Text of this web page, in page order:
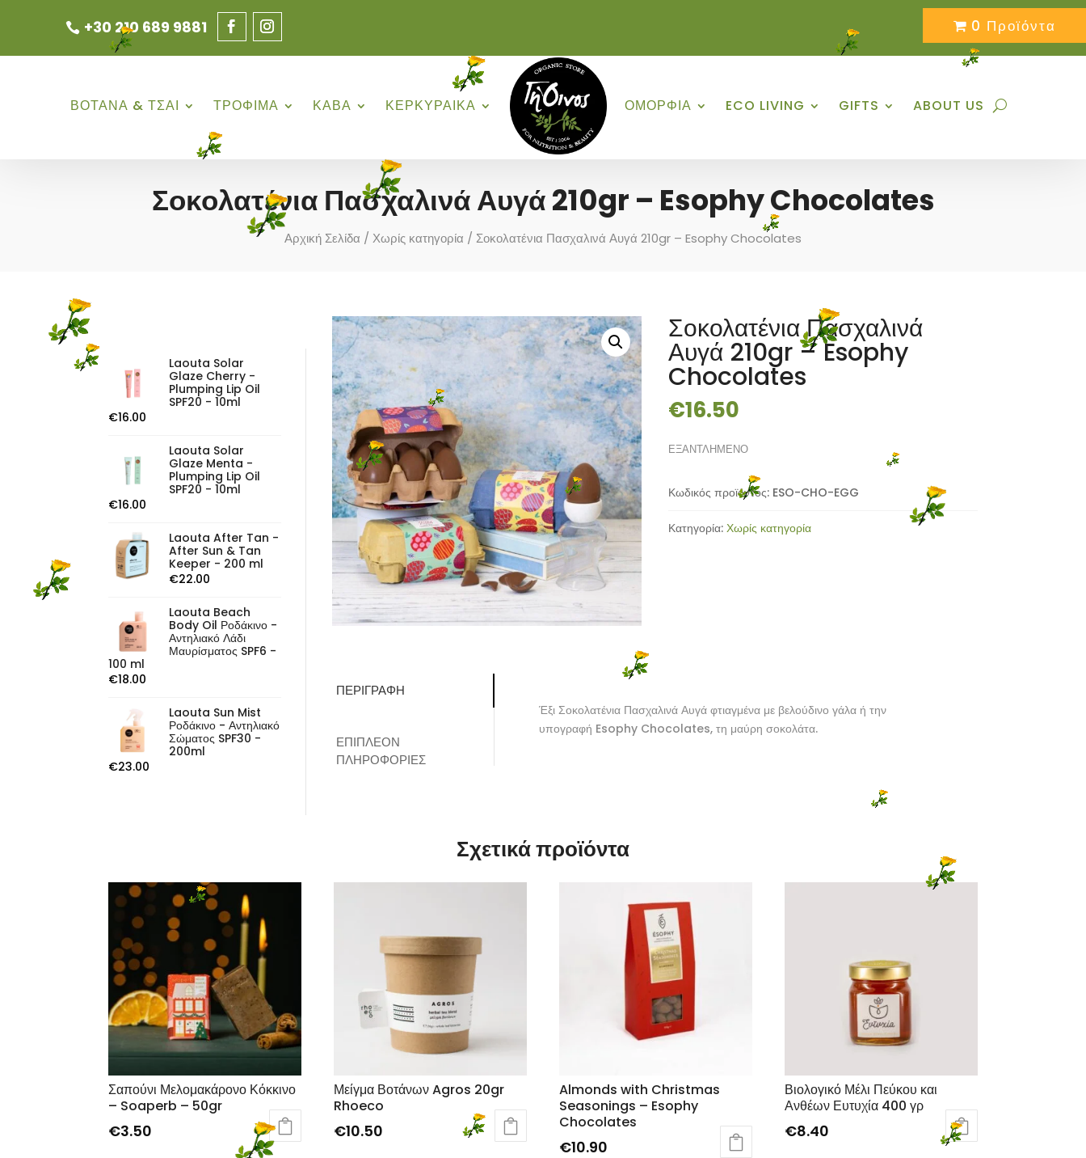
+30 210 689 9881 0 Προϊόντα
ΒΟΤΑΝΑ & ΤΣΑΙ ΤΡΟΦΙΜΑ ΚΑΒΑ ΚΕΡΚΥΡΑΙΚΑ ΟΜΟΡΦΙΑ ECO LIVING GIFTS ABOUT US
Σοκολατένια Πασχαλινά Αυγά 210gr – Esophy Chocolates
Αρχική Σελίδα / Χωρίς κατηγορία / Σοκολατένια Πασχαλινά Αυγά 210gr – Esophy Chocolates
Laouta Solar
Glaze Cherry -
Plumping Lip Oil
SPF20 - 10ml
€16.00
Laouta Solar
Glaze Menta -
Plumping Lip Oil
SPF20 - 10ml
€16.00
Laouta After Tan -
After Sun & Tan
Keeper - 200 ml
€22.00
Laouta Beach
Body Oil Ροδάκινο -
Αντηλιακό Λάδι
Μαυρίσματος SPF6 -
100 ml
€18.00
Laouta Sun Mist
Ροδάκινο - Αντηλιακό
Σώματος SPF30 -
200ml
€23.00
Σοκολατένια Πασχαλινά
Αυγά 210gr – Esophy
Chocolates
€16.50
ΕΞΑΝΤΛΗΜΕΝΟ
Κωδικός προϊόντος: ESO-CHO-EGG
Κατηγορία: Χωρίς κατηγορία
ΠΕΡΙΓΡΑΦΉ
ΕΠΙΠΛΈΟΝ
ΠΛΗΡΟΦΟΡΊΕΣ
Έξι Σοκολατένια Πασχαλινά Αυγά φτιαγμένα με βελούδινο γάλα ή την
υπογραφή Esophy Chocolates, τη μαύρη σοκολάτα.
Σχετικά προϊόντα
Σαπούνι Μελομακάρονο Κόκκινο
– Soaperb – 50gr
€3.50
Μείγμα Βοτάνων Agros 20gr
Rhoeco
€10.50
Almonds with Christmas
Seasonings – Esophy
Chocolates
€10.90
Βιολογικό Μέλι Πεύκου και
Ανθέων Ευτυχία 400 γρ
€8.40